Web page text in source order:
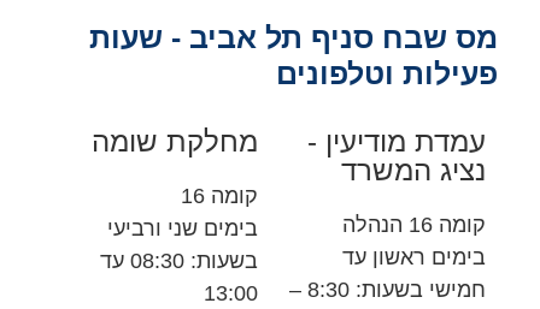
מס שבח סניף תל אביב - שעות
פעילות וטלפונים
עמדת מודיעין -
נציג המשרד
קומה 16 הנהלה
בימים ראשון עד
חמישי בשעות: 8:30 –
מחלקת שומה
קומה 16
בימים שני ורביעי
בשעות: 08:30 עד
13:00